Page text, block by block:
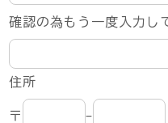
確認の為もう一度入力し
住所
〒 -